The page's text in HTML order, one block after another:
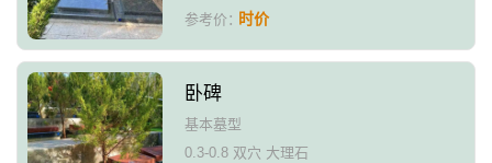
参考价：时价
卧碑
基本墓型
0.3-0.8 双穴 大理石